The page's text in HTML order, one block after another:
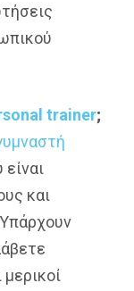
trainer;
και